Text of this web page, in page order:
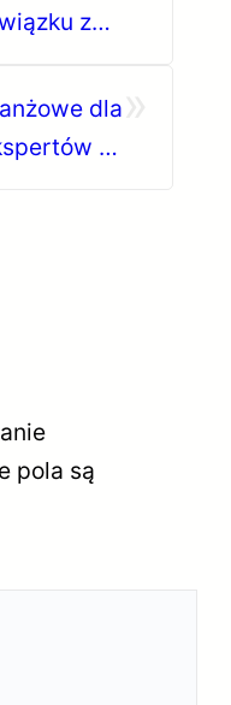
z
dla
e-
pola są